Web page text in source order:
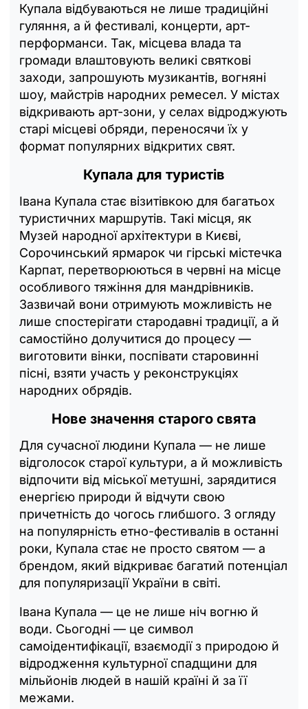
Купала відбуваються не лише традиційні
гуляння, а й фестивалі, концерти, арт-
перформанси. Так, місцева влада та
громади влаштовують великі святкові
заходи, запрошують музикантів, вогняні
шоу, майстрів народних ремесел. У містах
відкривають арт-зони, у селах відроджують
старі місцеві обряди, переносячи їх у
формат популярних відкритих свят.
Купала для туристів
Івана Купала стає візитівкою для багатьох
туристичних маршрутів. Такі місця, як
Музей народної архітектури в Києві,
Сорочинський ярмарок чи гірські містечка
Карпат, перетворюються в червні на місце
особливого тяжіння для мандрівників.
Зазвичай вони отримують можливість не
лише спостерігати стародавні традиції, а й
самостійно долучитися до процесу —
виготовити вінки, поспівати старовинні
пісні, взяти участь у реконструкціях
народних обрядів.
Нове значення старого свята
Для сучасної людини Купала — не лише
відголосок старої культури, а й можливість
відпочити від міської метушні, зарядитися
енергією природи й відчути свою
причетність до чогось глибшого. З огляду
на популярність етно-фестивалів в останні
роки, Купала стає не просто святом — а
брендом, який відкриває багатий потенціал
для популяризації України в світі.
Івана Купала — це не лише ніч вогню й
води. Сьогодні — це символ
самоідентифікації, взаємодії з природою й
відродження культурної спадщини для
мільйонів людей в нашій країні й за її
межами.